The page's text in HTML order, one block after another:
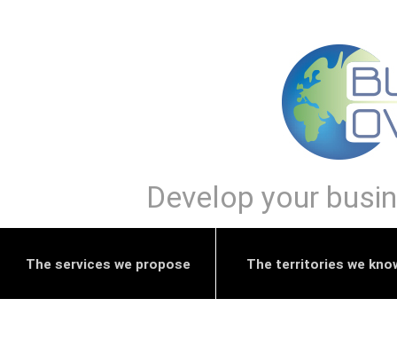
Develop your
The services we propose The territories we